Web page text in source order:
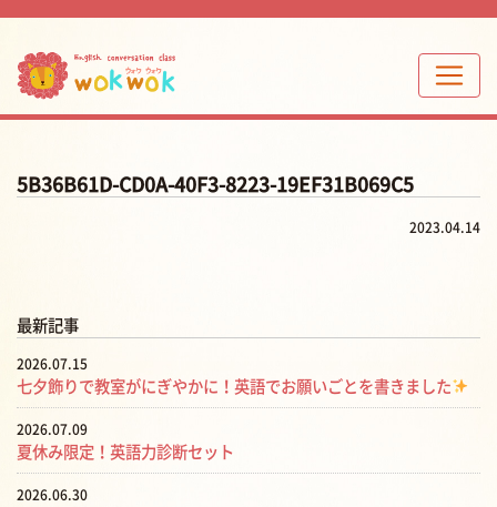
5B36B61D-CD0A-40F3-8223-19EF31B069C5
2023.04.14
最新記事
2026.07.15
七夕飾りで教室がにぎやかに！英語でお願いごとを書きました
2026.07.09
夏休み限定！英語力診断セット
2026.06.30